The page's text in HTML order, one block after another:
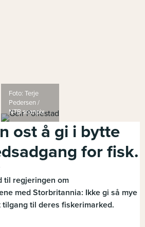
Foto: Terje
Pedersen /
NTB scanpix
ost å gi i bytte
for fisk.
til regjeringen om
med Storbritannia: Ikke gi så mye
til deres fiskerimarked.